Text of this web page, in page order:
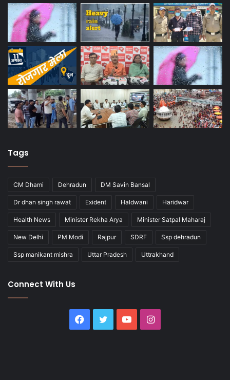
Tags
CM Dhami Dehradun DM Savin Bansal
Dr dhan singh rawat Exident Haldwani Haridwar
Health News Minister Rekha Arya Minister Satpal Maharaj
New Delhi PM Modi Rajpur SDRF Ssp dehradun
Ssp manikant mishra Uttar Pradesh Uttrakhand
Connect With Us
Facebook
Twitter YouTubeInstagram